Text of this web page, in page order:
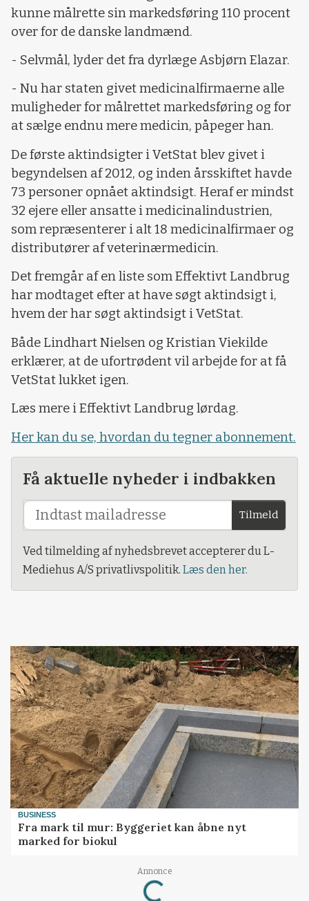
kunne målrette sin markedsføring 110 procent
over for de danske landmænd.
- Selvmål, lyder det fra dyrlæge Asbjørn Elazar.
- Nu har staten givet medicinalfirmaerne alle
muligheder for målrettet markedsføring og for
at sælge endnu mere medicin, påpeger han.
De første aktindsigter i VetStat blev givet i
begyndelsen af 2012, og inden årsskiftet havde
73 personer opnået aktindsigt. Heraf er mindst
32 ejere eller ansatte i medicinalindustrien,
som repræsenterer i alt 18 medicinalfirmaer og
distributører af veterinærmedicin.
Det fremgår af en liste som Effektivt Landbrug
har modtaget efter at have søgt aktindsigt i,
hvem der har søgt aktindsigt i VetStat.
Både Lindhart Nielsen og Kristian Viekilde
erklærer, at de ufortrødent vil arbejde for at få
VetStat lukket igen.
Læs mere i Effektivt Landbrug lørdag.
Her kan du se, hvordan du tegner abonnement.
Få aktuelle nyheder i indbakken
Tilmeld
Ved tilmelding af nyhedsbrevet accepterer du L-
Mediehus A/S privatlivspolitik. Læs den her.
BUSINESS
Fra mark til mur: Byggeriet kan åbne nyt
marked for biokul
Annonce
Loading...